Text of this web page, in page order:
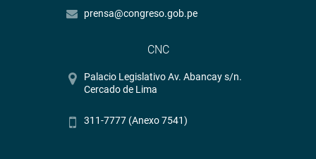
prensa@congreso.gob.pe
CNC
Palacio Legislativo Av. Abancay s/n.
Cercado de Lima
311-7777 (Anexo 7541)